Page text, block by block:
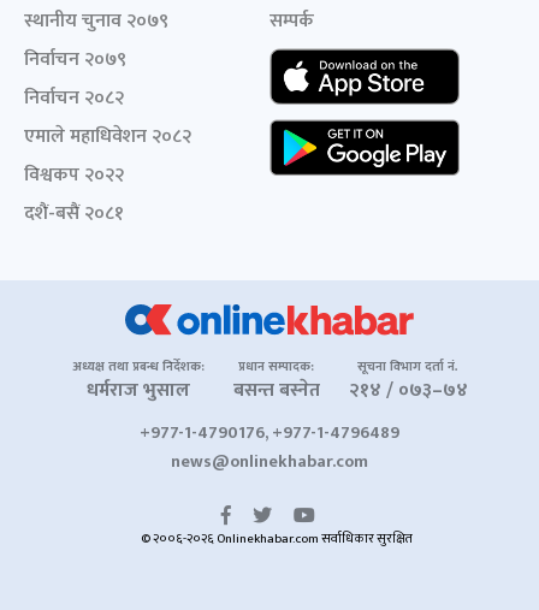
स्थानीय चुनाव २०७९
निर्वाचन २०७९
निर्वाचन २०८२
एमाले महाधिवेशन २०८२
विश्वकप २०२२
दशैं-बसैं २०८१
सम्पर्क
अध्यक्ष तथा प्रबन्ध निर्देशक:
धर्मराज भुसाल
प्रधान सम्पादक:
बसन्त बस्नेत
सूचना विभाग दर्ता नं.
२१४ / ०७३–७४
+977-1-4790176, +977-1-4796489
news@onlinekhabar.com
© २००६-२०२६ Onlinekhabar.com सर्वाधिकार सुरक्षित